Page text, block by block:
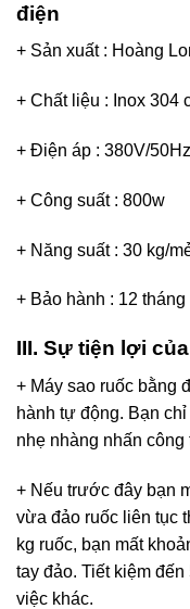
điện
+ Sản xuất : Hoàng
+ Chất liệu : Inox 304
+ Điện áp : 380V/50Hz
+ Công suất : 800w
+ Năng suất : 30 kg/
+ Bảo hành : 12 tháng
III. Sự tiện lợi
+ Máy sao ruốc bằng
hành tự động. Bạn
nhẹ nhàng nhấn
+ Nếu trước đây bạn
vừa đảo ruốc liên tục
kg ruốc, bạn mất
tay đảo. Tiết kiệm
việc khác.